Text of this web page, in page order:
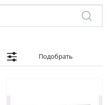
Подобрать